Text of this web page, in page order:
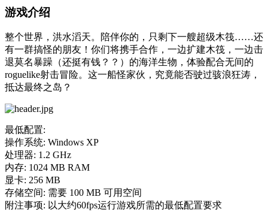
游戏介绍
整个世界，洪水滔天。陪伴你的，只剩下一艘超级木筏……还
有一群搞怪的朋友！你们将携手合作，一边扩建木筏，一边击
退莫名暴躁（还挺有钱？？）的海洋生物，体验配合无间的
roguelike射击冒险。这一船怪家伙，究竟能否驶过骇浪狂涛，
抵达最终之岛？
最低配置:
操作系统: Windows XP
处理器: 1.2 GHz
内存: 1024 MB RAM
显卡: 256 MB
存储空间: 需要 100 MB 可用空间
附注事项: 以大约60fps运行游戏所需的最低配置要求